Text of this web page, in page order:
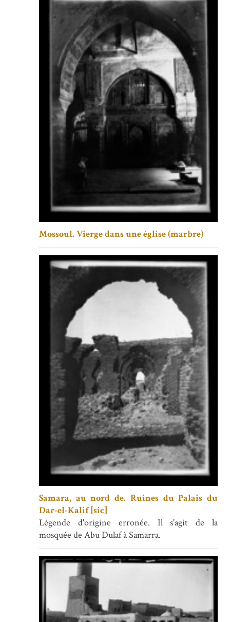
Mossoul. Vierge dans une église (marbre)
Samara, au nord de. Ruines du Palais du
Dar-el-Kalif [sic]
Légende d'origine erronée. Il s'agit de la
mosquée de Abu Dulaf à Samarra.